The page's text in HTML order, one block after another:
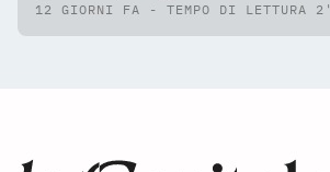
12 GIORNI FA - TEMPO DI LETTURA 2'